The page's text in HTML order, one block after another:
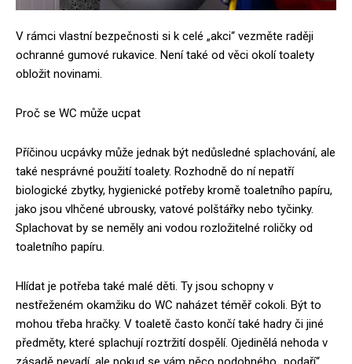
V rámci vlastní bezpečnosti si k celé „akci“ vezměte raději
ochranné gumové rukavice. Není také od věci okolí toalety
obložit novinami.
Proč se WC může ucpat
Příčinou ucpávky může jednak být nedůsledné splachování, ale
také nesprávné použití toalety. Rozhodně do ní nepatří
biologické zbytky, hygienické potřeby kromě toaletního papíru,
jako jsou vlhčené ubrousky, vatové polštářky nebo tyčinky.
Splachovat by se neměly ani vodou rozložitelné roličky od
toaletního papíru.
Hlídat je potřeba také malé děti. Ty jsou schopny v
nestřeženém okamžiku do WC naházet téměř cokoli. Být to
mohou třeba hračky. V toaletě často končí také hadry či jiné
předměty, které splachují roztržití dospělí. Ojedinělá nehoda v